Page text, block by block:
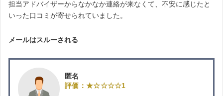
担当アドバイザーからなかなか連絡が来なくて、不安に感じたと
いった口コミが寄せられていました。
メールはスルーされる
匿名
評価：★☆☆☆☆1